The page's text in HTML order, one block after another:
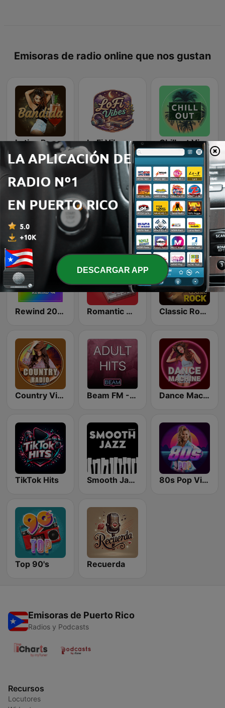
Emisoras de radio online que nos gustan
Latina Bandida! LoFi Vibes Chillout Vibes
K-Pop Vibes Beam FM Wonder 80's
Rewind 2000's Romantic Vibes Classic Rock Station
Country Vibes Beam FM - Adult Hits Dance Machine
TikTok Hits Smooth Jazz - Groov 80s Pop Vibes
Top 90's Recuerda
Emisoras de Puerto Rico
Radios y Podcasts
Recursos
Locutores
DESCARGAR APP